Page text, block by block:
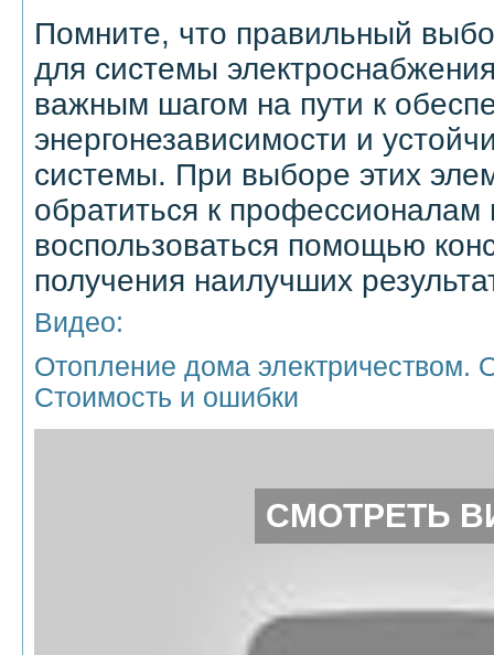
Помните, что правильный
для системы
важным шагом на пути к
энергонезависимости и
системы. При выборе этих
обратиться к профессионалам
воспользоваться помощью
получения наилучших
Видео:
Отопление дома электричеством.
Стоимость и ошибки
СМОТРЕТЬ